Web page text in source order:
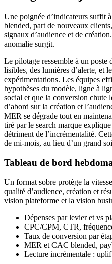
Une poignée d’indicateurs suffit
blended, part de nouveaux
signaux d’audience et de
anomalie surgit.
Le pilotage ressemble à un poste
lisibles, des lumières d’alerte, et
expérimentations. Les équipes
hypothèses du modèle, ligne à
social et que la conversion chute
d’abord sur la création et
MER se dégrade tout en
tiré par le search marque
détriment de l’incrémentalité.
de mi-mois, au lieu d’un grand
Tableau de bord
Un format sobre protège la
qualité d’audience, création et
vision plateforme et la vision
Dépenses par levier et vs
CPC/CPM, CTR,
Taux de conversion par
MER et CAC blended,
Lecture incrémentale :